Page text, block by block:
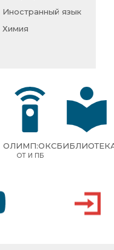
Иностранный язык
Химия
ОЛИМП:ОКС
ОТ И ПБ